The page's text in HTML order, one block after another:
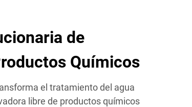
de
Químicos
el tratamiento del agua
libre de productos químicos